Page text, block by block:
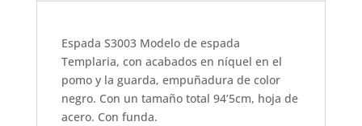
Espada S3003 Modelo de espada
Templaria, con acabados en níquel en el
pomo y la guarda, empuñadura de color
negro. Con un tamaño total 94’5cm, hoja de
acero. Con funda.